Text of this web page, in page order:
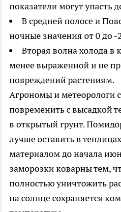
показатели могут упасть
В средней полосе и
ночные значения от 0 до -
Вторая волна холода в
менее выраженной и не
повреждений растениям.
Агрономы и метеорологи
повременить с высадкой
в открытый грунт.
лучше оставить в
материалом до начала
заморозки коварны тем,
полностью уничтожить
на солнце сохраняется